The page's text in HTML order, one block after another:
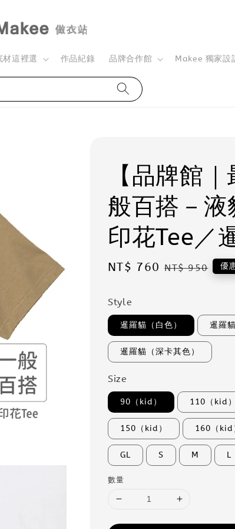
材這裡選 作品紀錄 品牌合作館 Makee 獨家設
【品牌館
般百搭－
印花Tee／
Sale
NT$ 760 Regular
NT$ 950 優
Style
暹羅貓（白色） 暹羅
暹羅貓（深卡其色）
Size
90（kid） 110（kid）
150（kid） 160（kid
GL S M L
數量